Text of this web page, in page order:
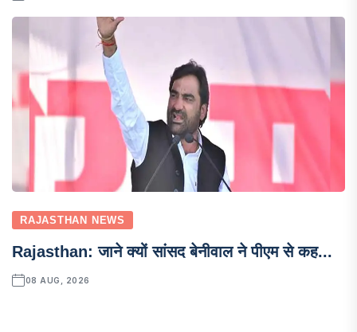
RAJASTHAN NEWS
Rajasthan: जाने क्यों सांसद बेनीवाल ने पीएम से कह...
08 AUG, 2026